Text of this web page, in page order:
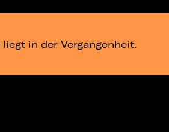
liegt in der Vergangenheit.